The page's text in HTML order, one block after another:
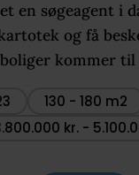
en søgeagent i
og få
boliger kommer til
130 - 180 m2
kr. -